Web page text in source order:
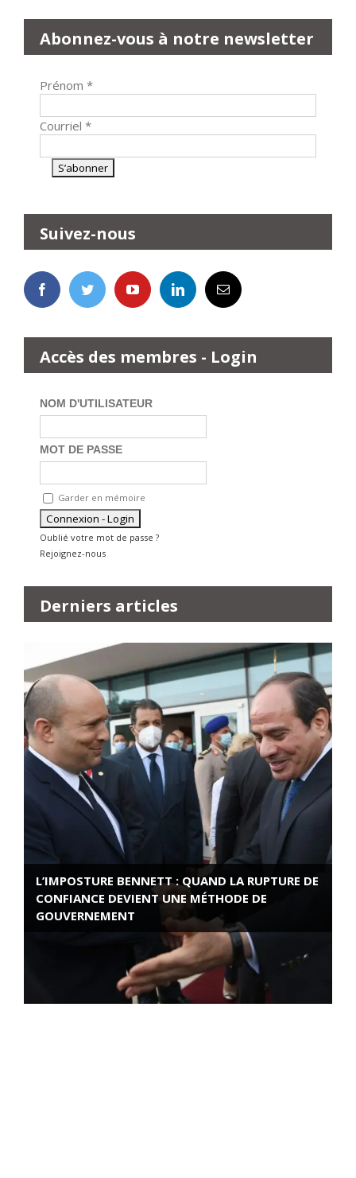
Abonnez-vous à notre newsletter
Prénom *
Courriel *
Suivez-nous
Accès des membres - Login
NOM D'UTILISATEUR
MOT DE PASSE
Garder en mémoire
Oublié votre mot de passe ?
Rejoignez-nous
Derniers articles
L’IMPOSTURE BENNETT : QUAND LA RUPTURE DE
CONFIANCE DEVIENT UNE MÉTHODE DE
GOUVERNEMENT
ROSE VALLAND, HEROÏNE DE LA RESISTANCE